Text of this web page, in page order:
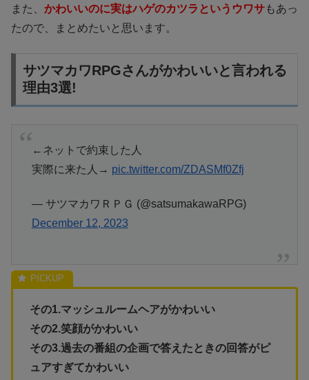
また、 かわいいのに実はハゲのカツラというウワサもあっ
たので、まとめたいと思います。
サツマカワRPGさんがかわいいと言われる
理由3選!
←ネットで約束した人
実際に来た人→ pic.twitter.com/ZDASMf0Zfj
— サツマカワＲＰＧ (@satsumakawaRPG)
December 12, 2023
その1.マッシュルームヘアがかわいい
その2.笑顔がかわいい
その3.過去の番組の企画で答えたときの回答がピ
ュアすぎてかわいい